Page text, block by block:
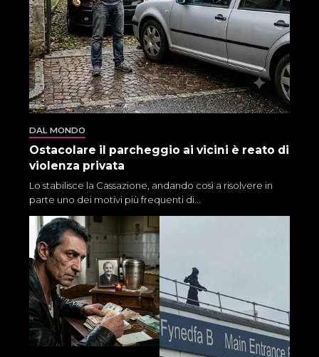
DAL MONDO
Ostacolare il parcheggio ai vicini è reato di
violenza privata
Lo stabilisce la Cassazione, andando così a risolvere in
parte uno dei motivi più frequenti di...